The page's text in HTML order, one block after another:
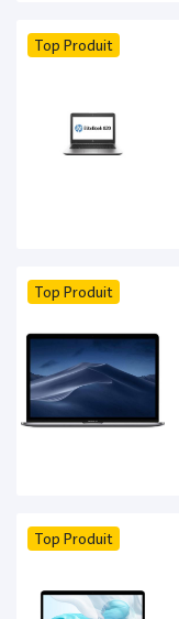
Top Produit
Top Produit
Top Produit